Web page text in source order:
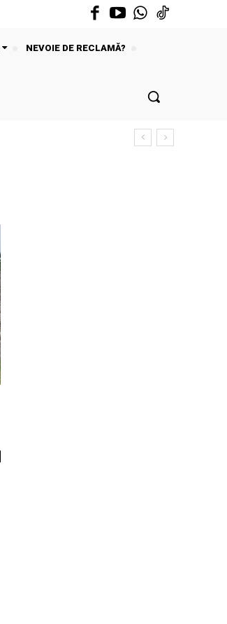
NEVOIE DE RECLAMĂ?